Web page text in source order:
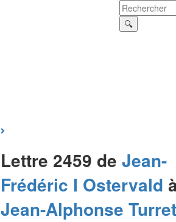
Lettre 2459 de Jean-
Frédéric I Ostervald
Jean-Alphonse